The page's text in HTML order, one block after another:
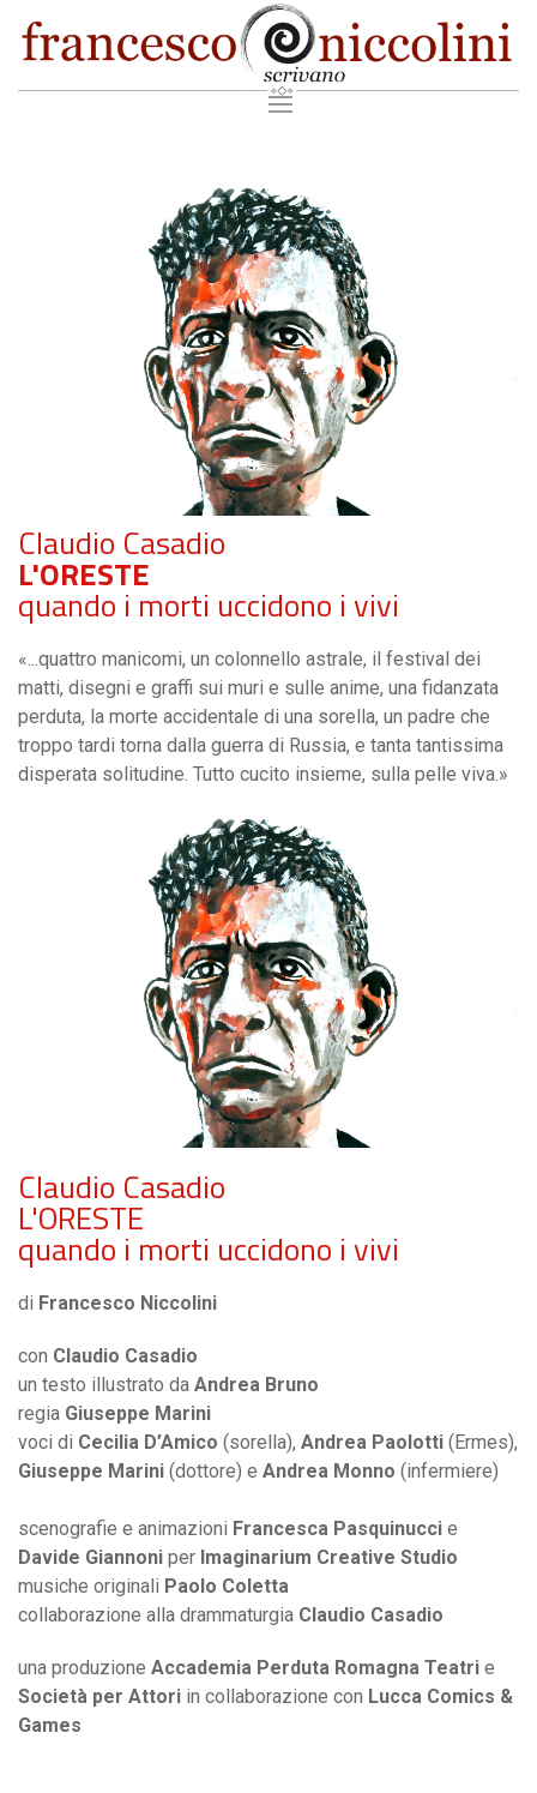
Claudio Casadio
L'ORESTE
quando i morti uccidono i vivi
«...quattro manicomi, un colonnello astrale, il festival dei
matti, disegni e graffi sui muri e sulle anime, una fidanzata
perduta, la morte accidentale di una sorella, un padre che
troppo tardi torna dalla guerra di Russia, e tanta tantissima
disperata solitudine. Tutto cucito insieme, sulla pelle viva.»
Claudio Casadio
L'ORESTE
quando i morti uccidono i vivi
di Francesco Niccolini
con Claudio Casadio
un testo illustrato da Andrea Bruno
regia Giuseppe Marini
voci di Cecilia D’Amico (sorella), Andrea Paolotti (Ermes),
Giuseppe Marini (dottore) e Andrea Monno (infermiere)
scenografie e animazioni Francesca Pasquinucci e
Davide Giannoni per Imaginarium Creative Studio
musiche originali Paolo Coletta
collaborazione alla drammaturgia Claudio Casadio
una produzione Accademia Perduta Romagna Teatri e
Società per Attori in collaborazione con Lucca Comics &
Games